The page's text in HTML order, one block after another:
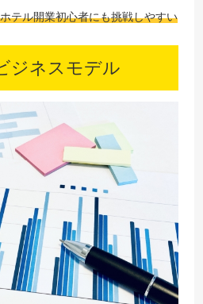
テル開業初心者にも挑戦しやすい
ジネスモデル